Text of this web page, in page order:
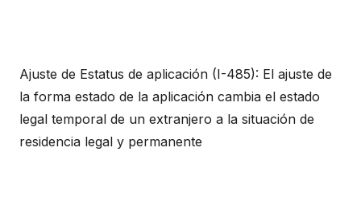
Ajuste de Estatus de aplicación (I-485): El ajuste de
la forma estado de la aplicación cambia el estado
legal temporal de un extranjero a la situación de
residencia legal y permanente